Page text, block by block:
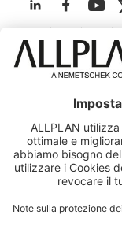
Italia - Capitale
Imprese Trento -
Società soggetta a
GmbH
ALLPLAN è una